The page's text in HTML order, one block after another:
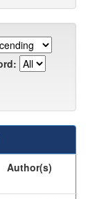
Author(s)